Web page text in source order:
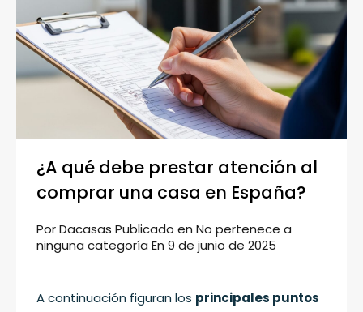
¿A qué debe prestar atención al
comprar una casa en España?
PorDacasas Publicado en No pertenece a
ninguna categoría En 9 de junio de 2025
A continuación figuran los principales puntos